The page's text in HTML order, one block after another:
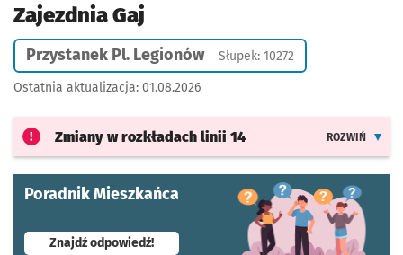
Zajezdnia Gaj
Przystanek Pl. Legionów Słupek: 10272
Ostatnia aktualizacja: 01.08.2026
Zmiany w rozkładach linii 14 ROZWIŃ
Poradnik Mieszkańca
Znajdź odpowiedź!- otworzy się w nowej karcie